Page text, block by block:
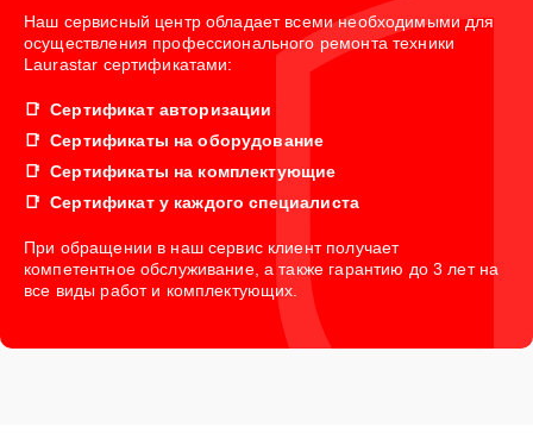
Наш сервисный центр обладает всеми необходимыми для
осуществления профессионального ремонта техники
Laurastar сертификатами:
Сертификат авторизации
Сертификаты на оборудование
Сертификаты на комплектующие
Сертификат у каждого специалиста
При обращении в наш сервис клиент получает
компетентное обслуживание, а также гарантию до 3 лет на
все виды работ и комплектующих.